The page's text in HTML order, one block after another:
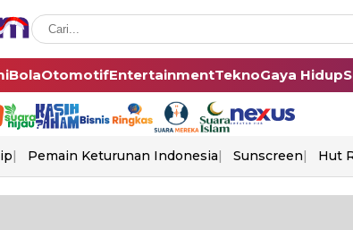
BolaOtomotifEntertainmentTeknoGaya Hidup
Pemain Keturunan Indonesia Sunscreen Hut